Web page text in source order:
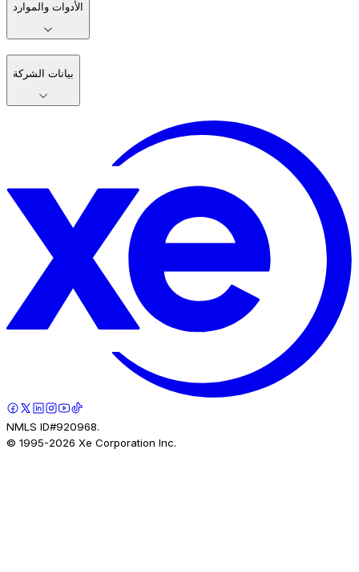
الأدوات والموارد
بيانات الشركة
NMLS ID#920968.
© 1995-2026 Xe Corporation Inc.